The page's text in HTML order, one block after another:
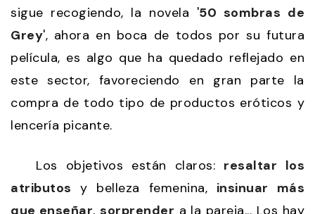
sigue recogiendo, la novela '50 sombras de
Grey', ahora en boca de todos por su futura
película, es algo que ha quedado reflejado en
este sector, favoreciendo en gran parte la
compra de todo tipo de productos eróticos y
lencería picante.
Los objetivos están claros: resaltar los
atributos y belleza femenina, insinuar más